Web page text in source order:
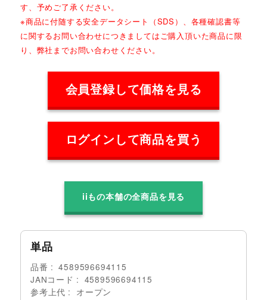
す、予めご了承ください。
※商品に付随する安全データシート（SDS）、各種確認書等
に関するお問い合わせにつきましてはご購入頂いた商品に限
り、弊社までお問い合わせください。
会員登録して価格を見る
ログインして商品を買う
iiもの本舗の全商品を見る
単品
品番
4589596694115
JANコード
4589596694115
参考上代
オープン